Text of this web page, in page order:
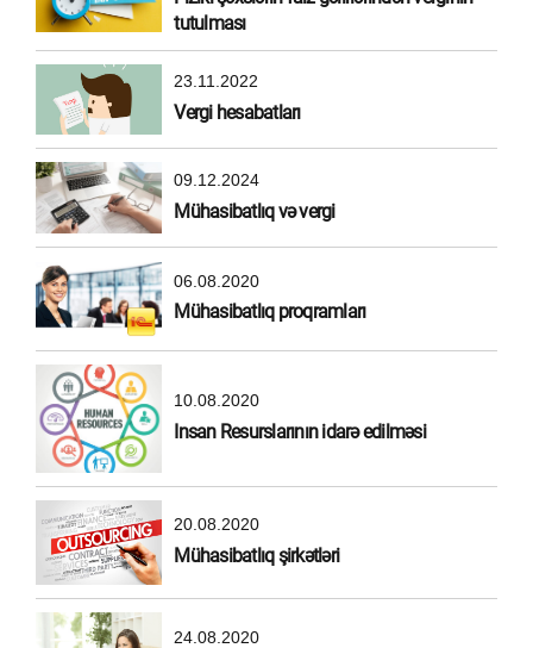
tutulması
23.11.2022
Vergi hesabatları
09.12.2024
Mühasibatlıq və vergi
06.08.2020
Mühasibatlıq proqramları
10.08.2020
Insan Resurslarının idarə edilməsi
20.08.2020
Mühasibatlıq şirkətləri
24.08.2020